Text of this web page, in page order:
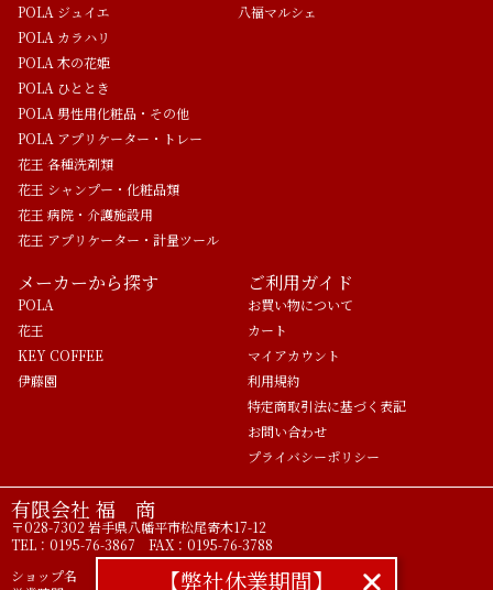
POLA ジュイエ
POLA カラハリ
POLA 木の花姫
POLA ひととき
POLA 男性用化粧品・その他
POLA アプリケーター・トレー
花王 各種洗剤類
花王 シャンプー・化粧品類
花王 病院・介護施設用
花王 アプリケーター・計量ツール
八福マルシェ
メーカーから探す
POLA
花王
KEY COFFEE
伊藤園
ご利用ガイド
お買い物について
カート
マイアカウント
利用規約
特定商取引法に基づく表記
お問い合わせ
プライバシーポリシー
有限会社 福 商
〒028-7302 岩手県八幡平市松尾寄木17-12
TEL：0195-76-3867 FAX：0195-76-3788
ショップ名 ライフアメニティ POLA正規代理店
【弊社休業期間】